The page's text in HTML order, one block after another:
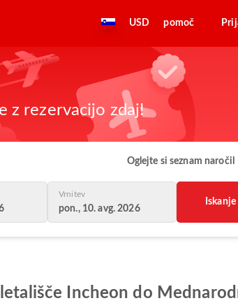
USD pomoč
z rezervacijo zdaj!
Oglejte si seznam naročil
Vrnitev
pon., 10. avg. 2026
Iskanje
Incheon do